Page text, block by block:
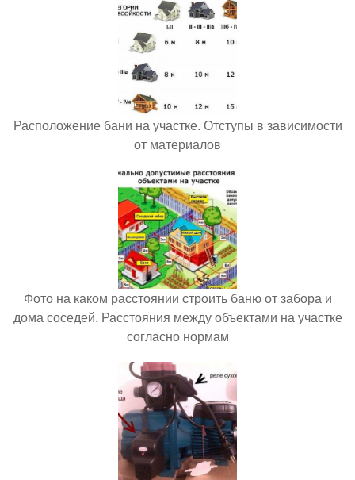
Расположение бани на участке. Отступы в зависимости
от материалов
Фото на каком расстоянии строить баню от забора и
дома соседей. Расстояния между объектами на участке
согласно нормам